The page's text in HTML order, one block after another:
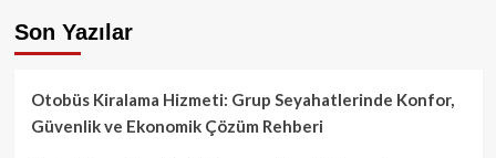
Son Yazılar
Otobüs Kiralama Hizmeti: Grup Seyahatlerinde Konfor,
Güvenlik ve Ekonomik Çözüm Rehberi